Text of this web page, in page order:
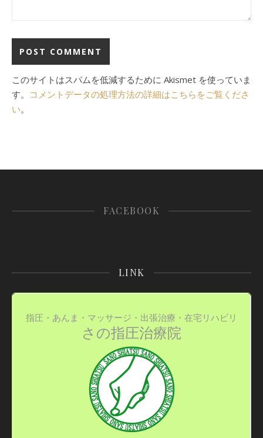
このサイトはスパムを低減するために Akismet を使っていま
す。 コメントデータの処理方法の詳細はこちらをご覧くださ
い。
FACEBOOK
LINK
指圧・あんま・マッサージ・出張治療・在宅リハビリ
さの指圧治療院